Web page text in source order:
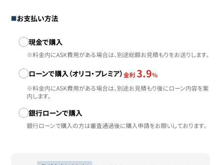
お支払い方法
お支払い方法
現金で購入
※料金内にASK費用がある場合は、別途総額お見積もりをお送りします。
ローンで購入（オリコ・プレミア）金利 3.9%
※料金内にASK費用がある場合は、別途お見積もり後にローン内容を案
内します。
銀行ローンで購入
銀行ローンで購入の方は審査通過後に購入申請をお願いしております。